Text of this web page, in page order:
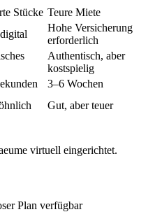
Stücke Teure Miete
Hohe Versicherung
erforderlich
Authentisch, aber
kostspielig
3–6 Wochen
Gut, aber teuer
virtuell eingerichtet.
Plan verfügbar